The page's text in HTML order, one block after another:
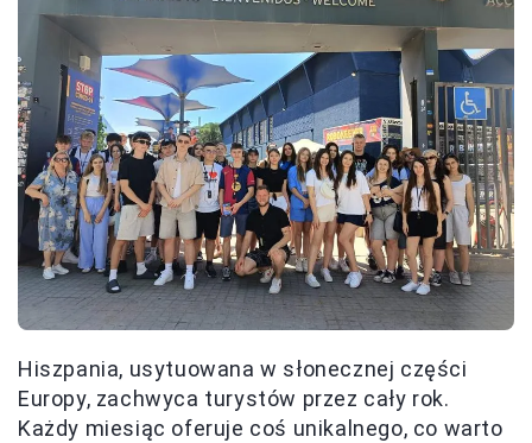
Hiszpania, usytuowana w słonecznej części
Europy, zachwyca turystów przez cały rok.
Każdy miesiąc oferuje coś unikalnego, co warto